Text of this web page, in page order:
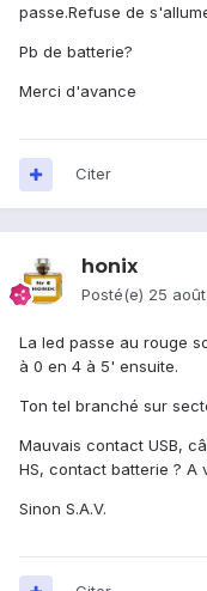
passe.Refuse de
Pb de batterie?
Merci d'avance
Citer
honix
Posté(e) 25
La led passe au rouge
à 0 en 4 à 5' ensuite.
Ton tel branché sur
Mauvais contact USB,
HS, contact batterie ? A
Sinon S.A.V.